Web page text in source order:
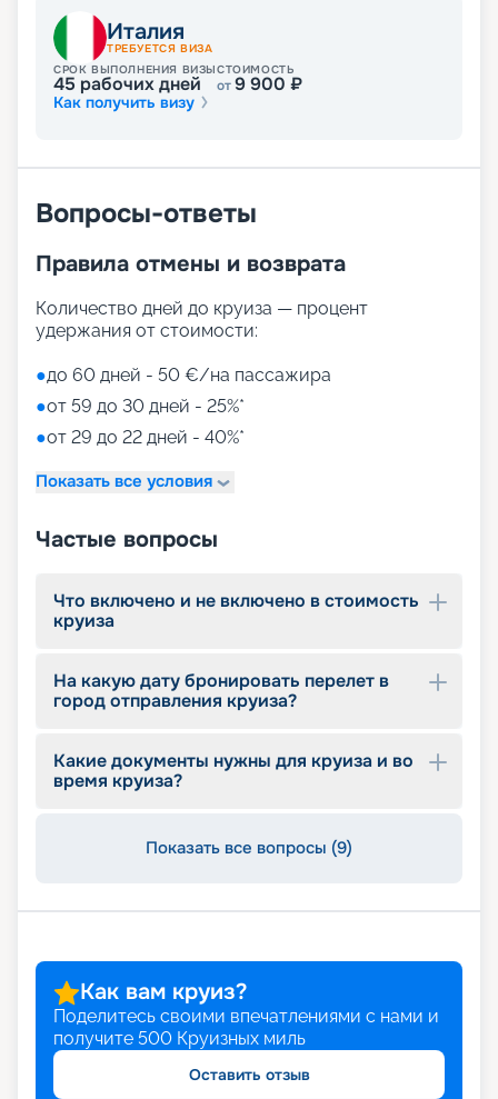
Италия
ТРЕБУЕТСЯ ВИЗА
СРОК ВЫПОЛНЕНИЯ ВИЗЫ
45 рабочих дней
СТОИМОСТЬ
от9 900 ₽
Как получить визу
Вопросы-ответы
Правила отмены и возврата
Количество дней до круиза — процент
удержания от стоимости:
●до 60 дней - 50 €/на пассажира
●от 59 до 30 дней - 25%*
●от 29 до 22 дней - 40%*
Показать все условия
Частые вопросы
Что включено и не включено в стоимость
круиза
На какую дату бронировать перелет в
город отправления круиза?
Какие документы нужны для круиза и во
время круиза?
Показать все вопросы (9)
Как вам круиз?
Поделитесь своими впечатлениями с нами и
получите 500 Круизных миль
Оставить отзыв